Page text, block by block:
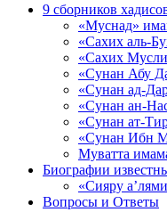
9 сборников
«Муснад»
«Сахих аль-
«Сахих
«Сунан Абу
«Сунан ад-
«Сунан ан-
«Сунан ат-
«Сунан Ибн
Муватта
Биографии
«Сияру
Вопросы и Ответы